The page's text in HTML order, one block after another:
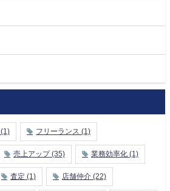
(1) フリーランス (1)
売上アップ(35) 業務効率化 (1)
査定 (1) 店舗仲介 (22)